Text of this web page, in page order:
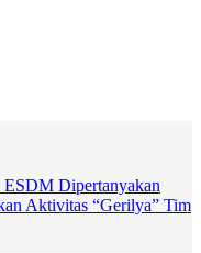
ESDM Dipertanyakan
Aktivitas “Gerilya” Tim